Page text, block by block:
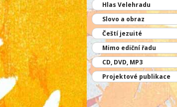
Hlas Velehradu
Slovo a obraz
Čeští jezuité
Mimo ediční řadu
CD, DVD, MP3
Projektové publikace